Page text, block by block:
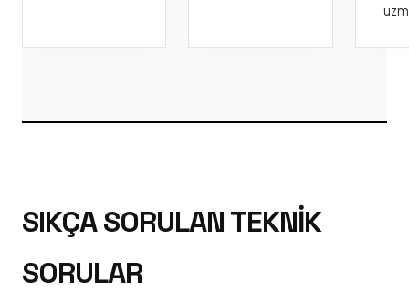
SIKÇA SORULAN TEKNIK
SORULAR